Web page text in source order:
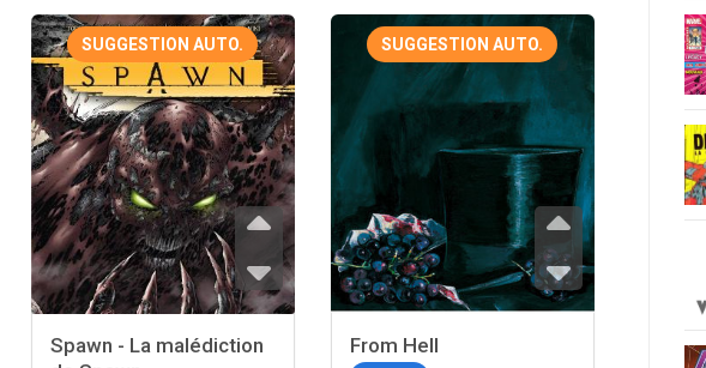
SUGGESTION AUTO.
Spawn - La malédiction
SUGGESTION AUTO.
From Hell